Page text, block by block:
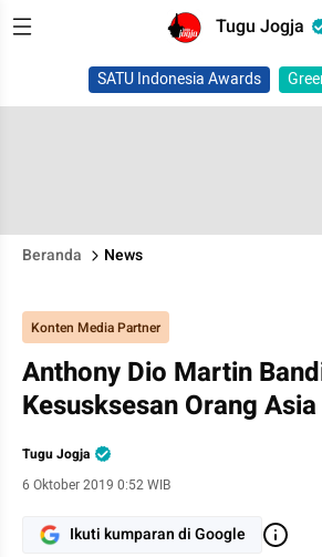
Tugu Jogja
SATU Indonesia Awards
Beranda News
Konten Media Partner
Anthony Dio Martin
Kesusksesan Orang
Tugu Jogja
6 Oktober 2019 0:52 WIB
Ikuti kumparan di Google